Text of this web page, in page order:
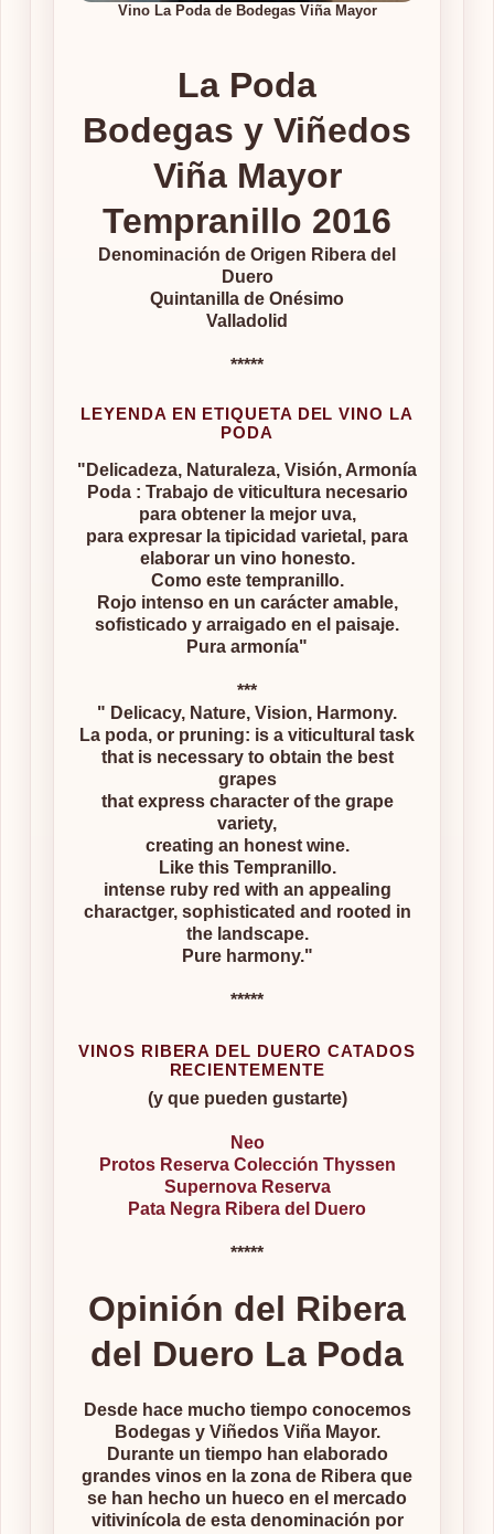
Vino La Poda de Bodegas Viña Mayor
La Poda
Bodegas y Viñedos
Viña Mayor
Tempranillo 2016
Denominación de Origen Ribera del
Duero
Quintanilla de Onésimo
Valladolid
*****
LEYENDA EN ETIQUETA DEL VINO LA
PODA
"Delicadeza, Naturaleza, Visión, Armonía
Poda : Trabajo de viticultura necesario
para obtener la mejor uva,
para expresar la tipicidad varietal, para
elaborar un vino honesto.
Como este tempranillo.
Rojo intenso en un carácter amable,
sofisticado y arraigado en el paisaje.
Pura armonía"
***
" Delicacy, Nature, Vision, Harmony.
La poda, or pruning: is a viticultural task
that is necessary to obtain the best
grapes
that express character of the grape
variety,
creating an honest wine.
Like this Tempranillo.
intense ruby red with an appealing
charactger, sophisticated and rooted in
the landscape.
Pure harmony."
*****
VINOS RIBERA DEL DUERO CATADOS
RECIENTEMENTE
(y que pueden gustarte)
Neo
Protos Reserva Colección Thyssen
Supernova Reserva
Pata Negra Ribera del Duero
*****
Opinión del Ribera
del Duero La Poda
Desde hace mucho tiempo conocemos
Bodegas y Viñedos Viña Mayor.
Durante un tiempo han elaborado
grandes vinos en la zona de Ribera que
se han hecho un hueco en el mercado
vitivinícola de esta denominación por